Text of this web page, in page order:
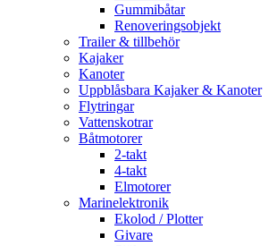
Gummibåtar
Renoveringsobjekt
Trailer & tillbehör
Kajaker
Kanoter
Uppblåsbara Kajaker & Kanoter
Flytringar
Vattenskotrar
Båtmotorer
2-takt
4-takt
Elmotorer
Marinelektronik
Ekolod / Plotter
Givare